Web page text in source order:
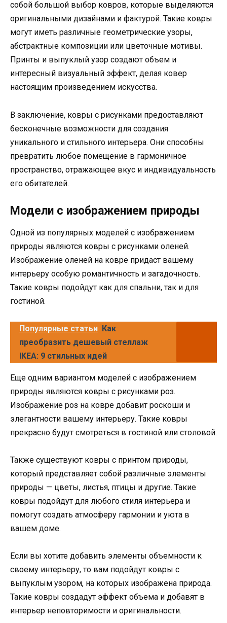
собой большой выбор ковров, которые выделяются
оригинальными дизайнами и фактурой. Такие ковры
могут иметь различные геометрические узоры,
абстрактные композиции или цветочные мотивы.
Принты и выпуклый узор создают объем и
интересный визуальный эффект, делая ковер
настоящим произведением искусства.
В заключение, ковры с рисунками предоставляют
бесконечные возможности для создания
уникального и стильного интерьера. Они способны
превратить любое помещение в гармоничное
пространство, отражающее вкус и индивидуальность
его обитателей.
Модели с изображением природы
Одной из популярных моделей с изображением
природы являются ковры с рисунками оленей.
Изображение оленей на ковре придаст вашему
интерьеру особую романтичность и загадочность.
Такие ковры подойдут как для спальни, так и для
гостиной.
Популярные статьи Как
преобразить дешевый стеллаж
IKEA: 9 стильных идей
Еще одним вариантом моделей с изображением
природы являются ковры с рисунками роз.
Изображение роз на ковре добавит роскоши и
элегантности вашему интерьеру. Такие ковры
прекрасно будут смотреться в гостиной или столовой.
Также существуют ковры с принтом природы,
который представляет собой различные элементы
природы — цветы, листья, птицы и другие. Такие
ковры подойдут для любого стиля интерьера и
помогут создать атмосферу гармонии и уюта в
вашем доме.
Если вы хотите добавить элементы объемности к
своему интерьеру, то вам подойдут ковры с
выпуклым узором, на которых изображена природа.
Такие ковры создадут эффект объема и добавят в
интерьер неповторимости и оригинальности.